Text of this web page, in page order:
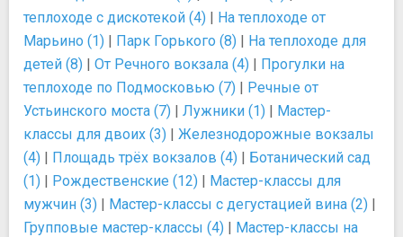
теплоходе с дискотекой (4) | На теплоходе от
Марьино (1) | Парк Горького (8) | На теплоходе для
детей (8) | От Речного вокзала (4) | Прогулки на
теплоходе по Подмосковью (7) | Речные от
Устьинского моста (7) | Лужники (1) | Мастер-
классы для двоих (3) | Железнодорожные вокзалы
(4) | Площадь трёх вокзалов (4) | Ботанический сад
(1) | Рождественские (12) | Мастер-классы для
мужчин (3) | Мастер-классы с дегустацией вина (2) |
Групповые мастер-классы (4) | Мастер-классы на